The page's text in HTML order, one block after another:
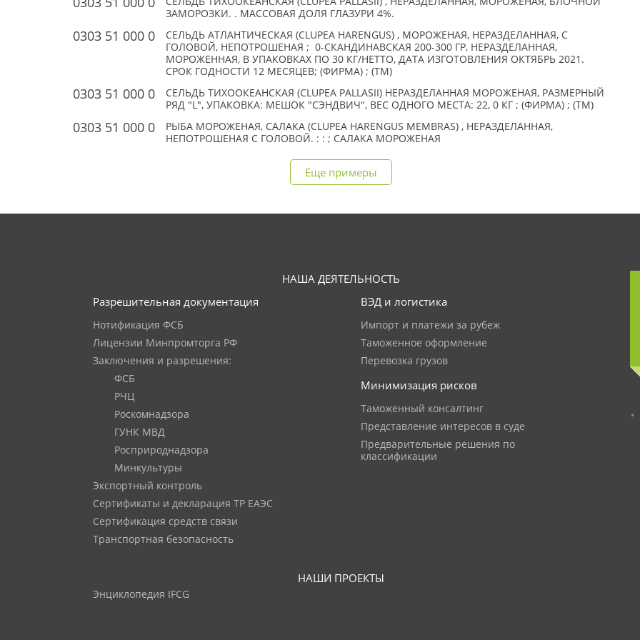
ЗАМОРОЗКИ. . МАССОВАЯ ДОЛЯ ГЛАЗУРИ 4%.
0303 51 000 0
СЕЛЬДЬ АТЛАНТИЧЕСКАЯ (CLUPEA HARENGUS) , МОРОЖЕНАЯ, НЕРАЗДЕЛАННАЯ, С
ГОЛОВОЙ, НЕПОТРОШЕНАЯ ; 0-СКАНДИНАВСКАЯ 200-300 ГР, НЕРАЗДЕЛАННАЯ,
МОРОЖЕННАЯ, В УПАКОВКАХ ПО 30 КГ/НЕТТО, ДАТА ИЗГОТОВЛЕНИЯ ОКТЯБРЬ 2021.
СРОК ГОДНОСТИ 12 МЕСЯЦЕВ; (ФИРМА) ; (TM)
0303 51 000 0
СЕЛЬДЬ ТИХООКЕАНСКАЯ (CLUPEA PALLASII) НЕРАЗДЕЛАННАЯ МОРОЖЕНАЯ, РАЗМЕРНЫЙ
РЯД "L", УПАКОВКА: МЕШОК "СЭНДВИЧ", ВЕС ОДНОГО МЕСТА: 22, 0 КГ ; (ФИРМА) ; (TM)
0303 51 000 0
РЫБА МОРОЖЕНАЯ, САЛАКА (CLUPEA HARENGUS MEMBRAS) , НЕРАЗДЕЛАННАЯ,
НЕПОТРОШЕНАЯ С ГОЛОВОЙ. : : ; САЛАКА МОРОЖЕНАЯ
Еще примеры
НАША ДЕЯТЕЛЬНОСТЬ
Разрешительная документация
Нотификация ФСБ
Лицензии Минпромторга РФ
Заключения и разрешения:
ФСБ
РЧЦ
Роскомнадзора
ГУНК МВД
Росприроднадзора
Минкультуры
Экспортный контроль
Сертификаты и декларация ТР ЕАЭС
Сертификация средств связи
Транспортная безопасность
ВЭД и логистика
Импорт и платежи за рубеж
Таможенное оформление
Перевозка грузов
Минимизация рисков
Таможенный консалтинг
Представление интересов в суде
Предварительные решения по
классификации
НАШИ ПРОЕКТЫ
Энциклопедия IFCG